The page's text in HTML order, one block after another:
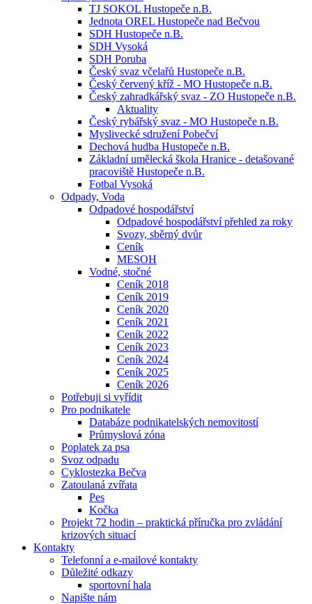
TJ SOKOL Hustopeče n.B.
Jednota OREL Hustopeče nad Bečvou
SDH Hustopeče n.B.
SDH Vysoká
SDH Poruba
Český svaz včelařů Hustopeče n.B.
Český červený kříž - MO Hustopeče n.B.
Český zahradkářský svaz - ZO Hustopeče n.B.
Aktuality
Český rybářský svaz - MO Hustopeče n.B.
Myslivecké sdružení Pobečví
Dechová hudba Hustopeče n.B.
Základní umělecká škola Hranice - detašované
pracoviště Hustopeče n.B.
Fotbal Vysoká
Odpady, Voda
Odpadové hospodářství
Odpadové hospodářství přehled za roky
Svozy, sběrný dvůr
Ceník
MESOH
Vodné, stočné
Ceník 2018
Ceník 2019
Ceník 2020
Ceník 2021
Ceník 2022
Ceník 2023
Ceník 2024
Ceník 2025
Ceník 2026
Potřebuji si vyřídit
Pro podnikatele
Databáze podnikatelských nemovitostí
Průmyslová zóna
Poplatek za psa
Svoz odpadu
Cyklostezka Bečva
Zatoulaná zvířata
Pes
Kočka
Projekt 72 hodin – praktická příručka pro zvládání
krizových situací
Kontakty
Telefonní a e-mailové kontakty
Důležité odkazy
sportovní hala
Napište nám